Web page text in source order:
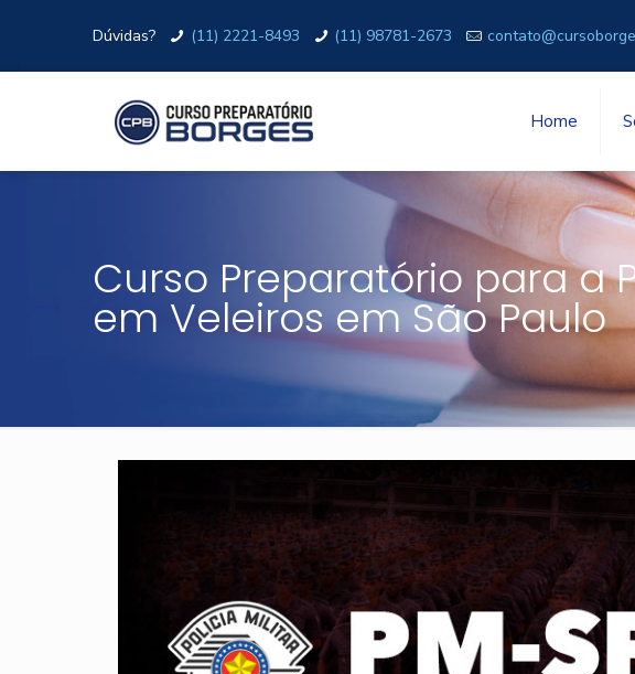
Dúvidas? (11) 2221-8493 (11) 98781-2673
Home
Curso Preparatório para a
em Veleiros em São Paulo